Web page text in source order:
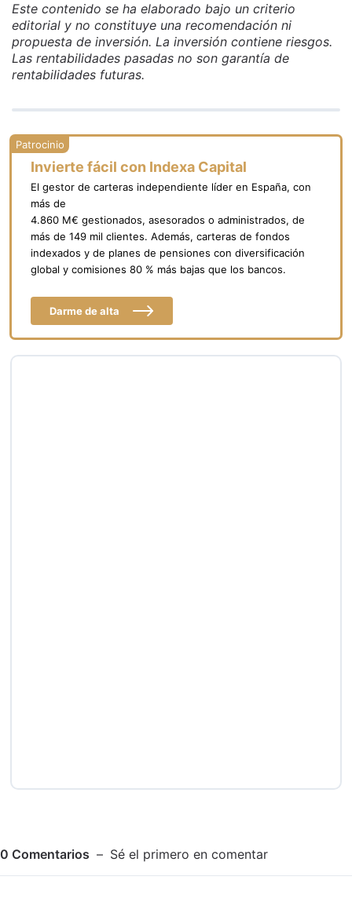
Este contenido se ha elaborado bajo un criterio
editorial y no constituye una recomendación ni
propuesta de inversión. La inversión contiene riesgos.
Las rentabilidades pasadas no son garantía de
rentabilidades futuras.
Invierte fácil con Indexa Capital
El gestor de carteras independiente líder en España, con
más de
4.860 M€ gestionados, asesorados o administrados, de
más de 149 mil clientes. Además, carteras de fondos
indexados y de planes de pensiones con diversificación
global y comisiones 80 % más bajas que los bancos.
Darme de alta
0 Comentarios Sé el primero en comentar